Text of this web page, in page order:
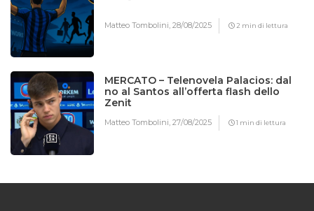
Matteo Tombolini,28/08/2025 2 min di lettura
MERCATO – Telenovela Palacios: dal
no al Santos all’offerta flash dello
Zenit
Matteo Tombolini,27/08/2025 1 min di lettura